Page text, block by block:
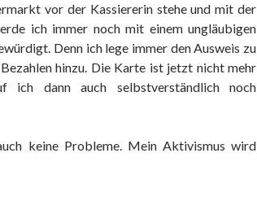
vor der Kassiererin stehe und mit der
ich immer noch mit einem ungläubigen
Denn ich lege immer den Ausweis zu
hinzu. Die Karte ist jetzt nicht mehr
ich dann auch selbstverständlich noch
keine Probleme. Mein Aktivismus wird